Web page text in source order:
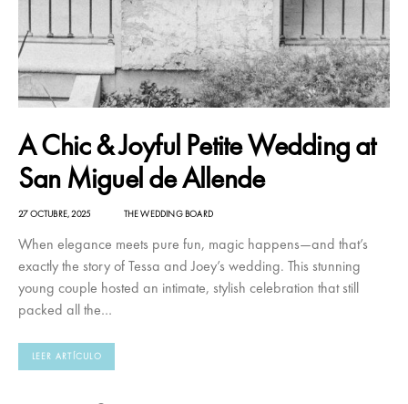
A Chic & Joyful Petite Wedding at
San Miguel de Allende
27 OCTUBRE, 2025 THE WEDDING BOARD
When elegance meets pure fun, magic happens—and that’s
exactly the story of Tessa and Joey’s wedding. This stunning
young couple hosted an intimate, stylish celebration that still
packed all the…
LEER ARTÍCULO